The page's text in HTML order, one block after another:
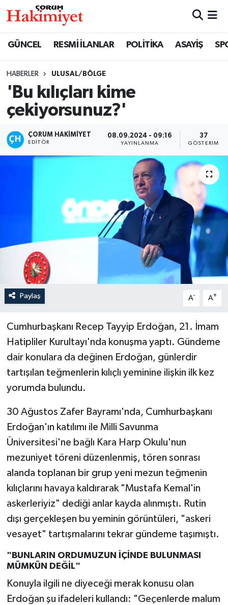
GÜNCEL RESMİ İLANLAR POLİTİKA ASAYİŞ
HABERLER ULUSAL/BÖLGE
'Bu kılıçları kime
çekiyorsunuz?'
ÇORUM HAKIMIYET
EDITÖR
08.09.2024 - 09:16
YAYINLANMA
37
GÖSTERIM
Paylaş A- A+
Cumhurbaşkanı Recep Tayyip Erdoğan, 21. İmam
Hatipliler Kurultayı'nda konuşma yaptı. Gündeme
dair konulara da değinen Erdoğan, günlerdir
tartışılan teğmenlerin kılıçlı yeminine ilişkin ilk kez
yorumda bulundu.
30 Ağustos Zafer Bayramı'nda, Cumhurbaşkanı
Erdoğan'ın katılımı ile Milli Savunma
Üniversitesi'ne bağlı Kara Harp Okulu'nun
mezuniyet töreni düzenlenmiş, tören sonrası
alanda toplanan bir grup yeni mezun teğmenin
kılıçlarını havaya kaldırarak "Mustafa Kemal'in
askerleriyiz" dediği anlar kayda alınmıştı. Rutin
dışı gerçekleşen bu yeminin görüntüleri, "askeri
vesayet" tartışmalarını tekrar gündeme taşımıştı.
"BUNLARIN ORDUMUZUN İÇİNDE BULUNMASI
MÜMKÜN DEĞİL"
Konuyla ilgili ne diyeceği merak konusu olan
Erdoğan şu ifadeleri kullandı: "Geçenlerde malum
SAĞLIK
ASAYİŞ
EKONOMİ
İLÇELER
OTOPARK
TEKNOLOJİ
Nöbetçi Eczaneler
Çorum Namaz Vakitleri
Trafik Durumu
Süper Lig Puan Durumu ve Fikstür
Haber Arşivi